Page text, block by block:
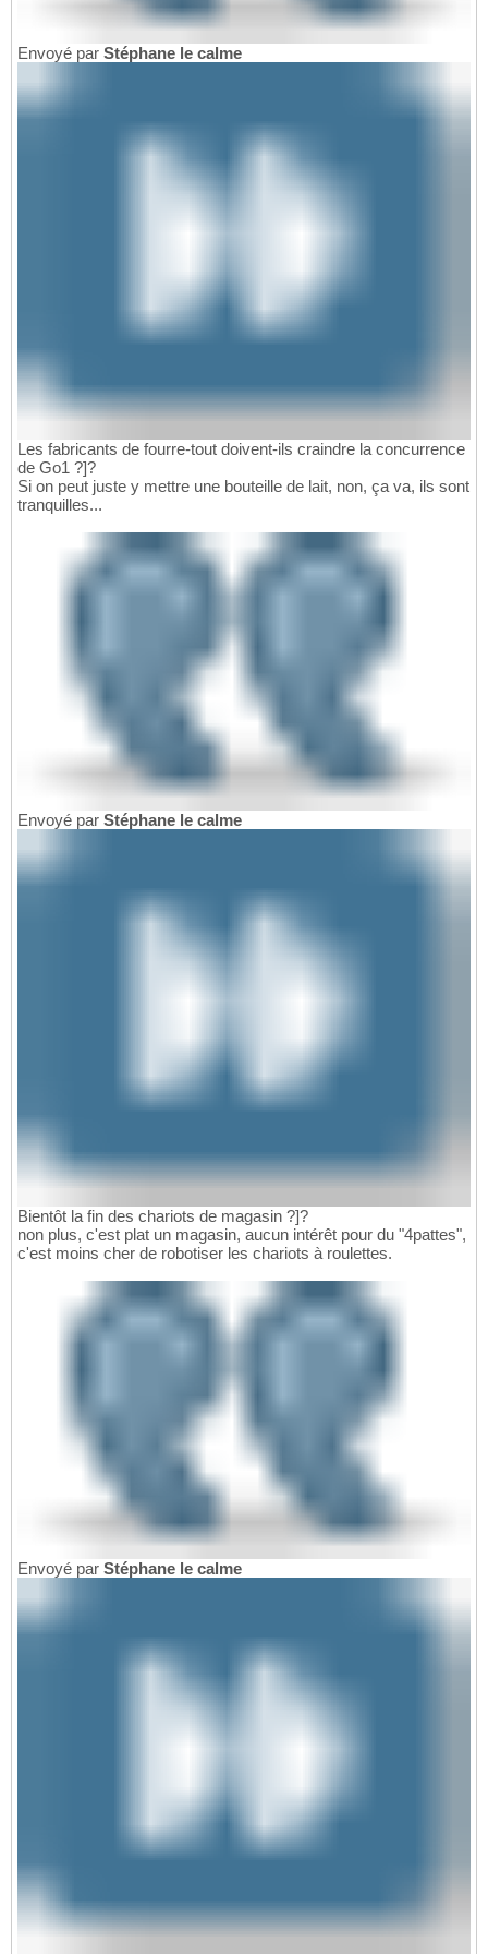
Envoyé par Stéphane le calme
Les fabricants de fourre-tout doivent-ils craindre la concurrence
de Go1 ?]?
Si on peut juste y mettre une bouteille de lait, non, ça va, ils sont
tranquilles...
Envoyé par Stéphane le calme
Bientôt la fin des chariots de magasin ?]?
non plus, c'est plat un magasin, aucun intérêt pour du "4pattes",
c'est moins cher de robotiser les chariots à roulettes.
Envoyé par Stéphane le calme